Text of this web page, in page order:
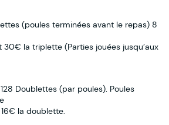
(poules terminées avant le repas) 8
la triplette (Parties jouées jusqu’aux
Doublettes (par poules). Poules
la doublette.